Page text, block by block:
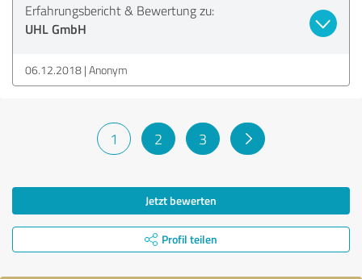
Erfahrungsbericht & Bewertung zu:
UHL GmbH
06.12.2018 Anonym
1 2 3
Jetzt bewerten
Profil teilen